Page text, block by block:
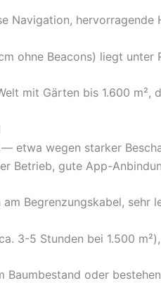
Navigation,
ohne Beacons) liegt unter
mit Gärten bis 1.600 m²,
etwa wegen starker
Betrieb, gute App-
Begrenzungskabel,
3-5 Stunden bei 1.500
Baumbestand oder